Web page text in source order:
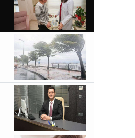
Sıla Koç, Sicak